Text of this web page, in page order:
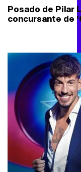
Posado de Pilar
concursante de